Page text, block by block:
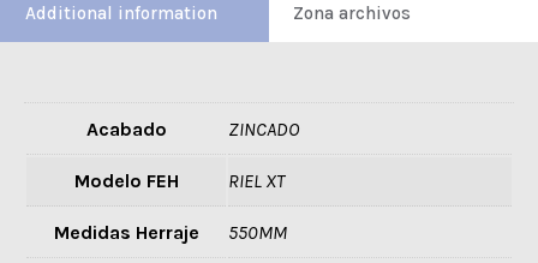
Additional information Zona archivos
Acabado ZINCADO
Modelo FEH RIEL XT
Medidas Herraje 550MM